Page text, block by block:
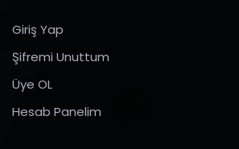
Giriş Yap
Şifremi Unuttum
Üye OL
Hesab Panelim